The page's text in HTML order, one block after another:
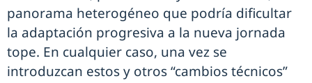
panorama heterogéneo que podría dificultar
la adaptación progresiva a la nueva jornada
tope. En cualquier caso, una vez se
introduzcan estos y otros “cambios técnicos”